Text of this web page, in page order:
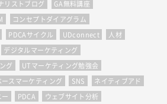
リストブログ GA無料講座
コンセプトダイアグラム
PDCAサイクル UDconnect 人材
デジタルマーケティング
グ UTマーケティング勉強会
ースマーケティング SNS ネイティブアド
ー PDCA ウェブサイト分析